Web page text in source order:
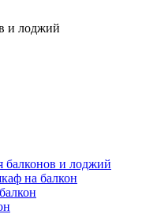
и лоджий
балконов и лоджий
на балкон